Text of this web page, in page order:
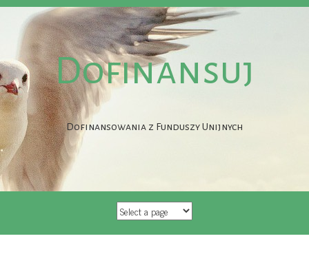
Dofinansuj
Dofinansowania z Funduszy Unijnych
SKIP
TO
CONTENT